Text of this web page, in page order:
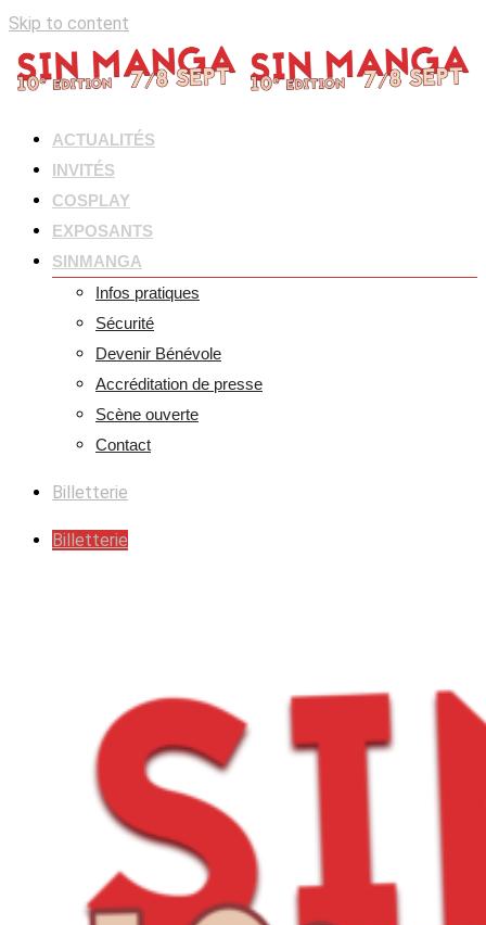
Skip to content
ACTUALITÉS
INVITÉS
COSPLAY
EXPOSANTS
SINMANGA
Infos pratiques
Sécurité
Devenir Bénévole
Accréditation de presse
Scène ouverte
Contact
Billetterie
Billetterie